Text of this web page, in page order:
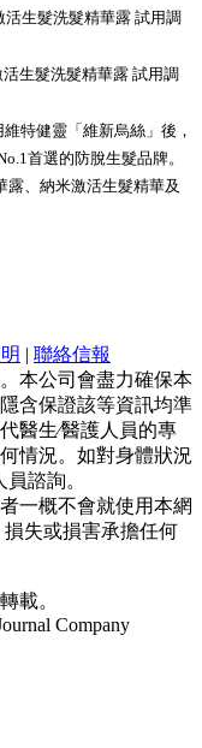
活生髮洗髮精華露 試用調
活生髮洗髮精華露 試用調
特健靈「維新烏絲」後，
首選的防脫生髮品牌。
露、納米激活生髮精華及
| 聯絡信報
本公司會盡力確保本
含保證該等資訊均準
醫生∕醫護人員的專
情況。如對身體狀況
諮詢。
一概不會就使用本網
失或損害承擔任何
載。
Company